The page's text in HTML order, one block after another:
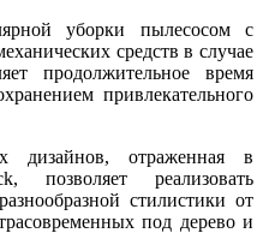
уборки пылесосом с
средств в случае
продолжительное время
привлекательного
дизайнов, отраженная в
позволяет реализовать
стилистики от
под дерево и